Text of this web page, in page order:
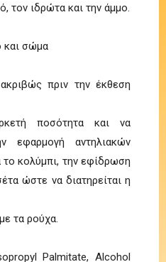
τον ιδρώτα και την άμμο.
και σώμα
πριν την έκθεση
ποσότητα και να
εφαρμογή αντηλιακών
κολύμπι, την εφίδρωση
ώστε να διατηρείται η
τα ρούχα.
Palmitate, Alcohol